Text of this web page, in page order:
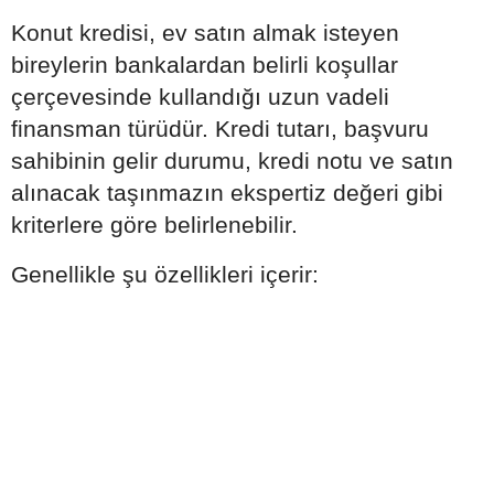
Konut kredisi, ev satın almak isteyen
bireylerin bankalardan belirli koşullar
çerçevesinde kullandığı uzun vadeli
finansman türüdür. Kredi tutarı, başvuru
sahibinin gelir durumu, kredi notu ve satın
alınacak taşınmazın ekspertiz değeri gibi
kriterlere göre belirlenebilir.
Genellikle şu özellikleri içerir: